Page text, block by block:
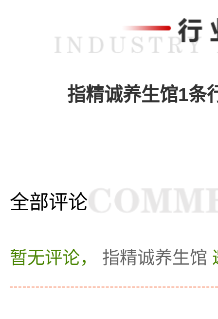
指精诚养生馆1条
全部评论
暂无评论， 指精诚养生馆